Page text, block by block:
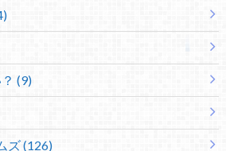
(9)
ズ (126)